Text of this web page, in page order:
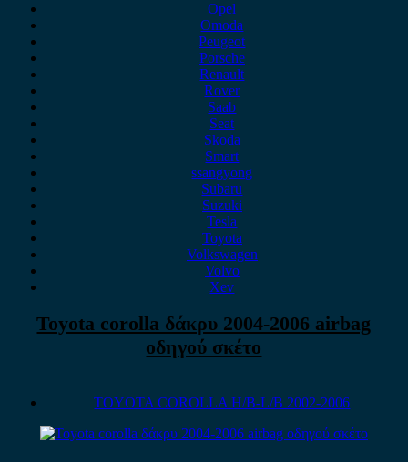
Opel
Omoda
Peugeot
Porsche
Renault
Rover
Saab
Seat
Skoda
Smart
ssangyong
Subaru
Suzuki
Tesla
Toyota
Volkswagen
Volvo
Xev
Toyota corolla δάκρυ 2004-2006 airbag
οδηγού σκέτο
TOYOTA COROLLA H/B-L/B 2002-2006